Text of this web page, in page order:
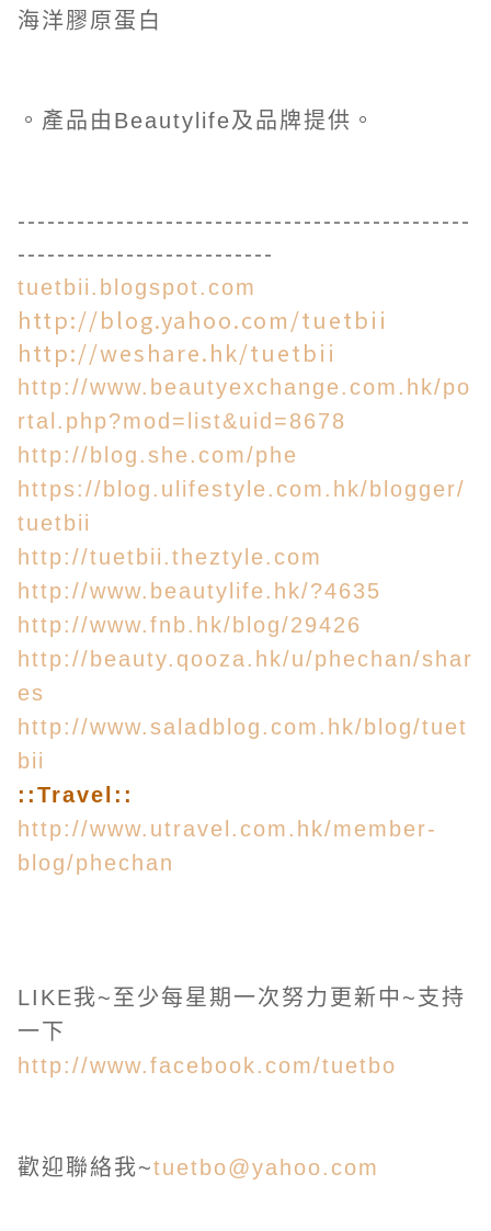
海洋膠原蛋白
。產品由Beautylife及品牌提供。
----------------------------------------------
--------------------------
tuetbii.blogspot.com
http://blog.yahoo.com/tuetbii
http://weshare.hk/tuetbii
http://www.beautyexchange.com.hk/po
rtal.php?mod=list&uid=8678
http://blog.she.com/phe
https://blog.ulifestyle.com.hk/blogger/
tuetbii
http://tuetbii.theztyle.com
http://www.beautylife.hk/?4635
http://www.fnb.hk/blog/29426
http://beauty.qooza.hk/u/phechan/shar
es
http://www.saladblog.com.hk/blog/tuet
bii
::Travel::
http://www.utravel.com.hk/member-
blog/phechan
LIKE我~至少每星期一次努力更新中~支持
一下
http://www.facebook.com/tuetbo
歡迎聯絡我~tuetbo@yahoo.com